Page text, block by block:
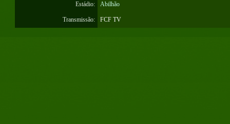
Estádio: Abilhão
Transmissão: FCF TV